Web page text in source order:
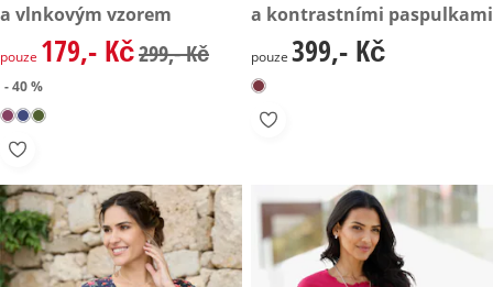
a vlnkovým vzorem
zlevněná cena: 179,- Kč, původní cena: 299,- Kč
pouze 179,- Kč299,- Kč
- 40 %
a kontrastními paspulkami
399,- Kč
pouze 399,- Kč